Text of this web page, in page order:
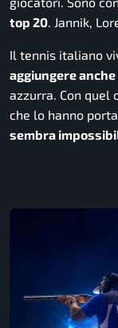
top 20. Jannik,
Il tennis italiano
aggiungere
azzurra. Con quel
che lo hanno
sembra